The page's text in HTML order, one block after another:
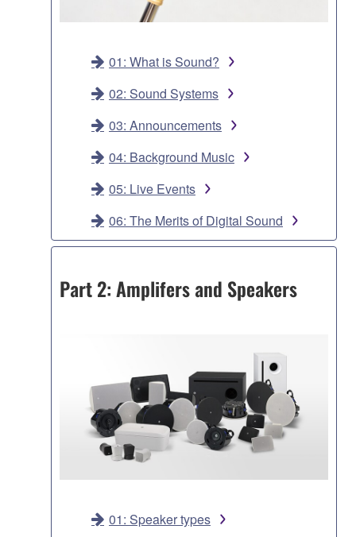
01: What is Sound?
02: Sound Systems
03: Announcements
04: Background Music
05: Live Events
06: The Merits of Digital Sound
Part 2: Amplifers and Speakers
01: Speaker types